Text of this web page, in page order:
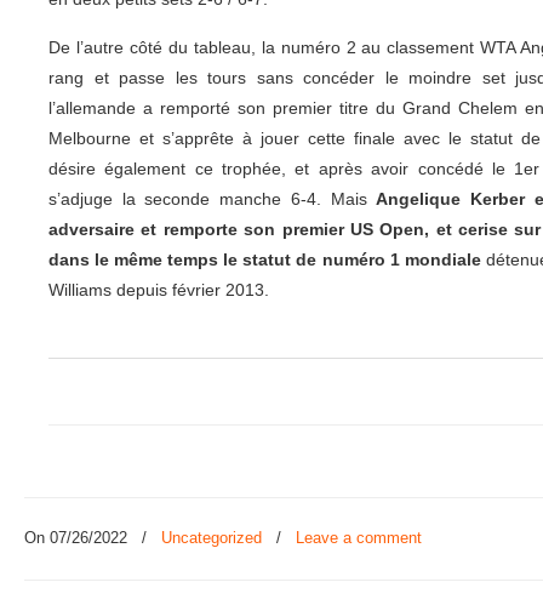
De l’autre côté du tableau, la numéro 2 au classement WTA
rang et passe les tours sans concéder le moindre set
l’allemande a remporté son premier titre du Grand Chelem
Melbourne et s’apprête à jouer cette finale avec le statut
désire également ce trophée, et après avoir concédé le
s’adjuge la seconde manche 6-4. MaisAngelique Kerber
adversaire et remporte son premier US Open, et cerise
dans le même temps le statut de numéro 1 mondiale
Williams depuis février 2013.
On 07/26/2022 / Uncategorized / Leave a comment